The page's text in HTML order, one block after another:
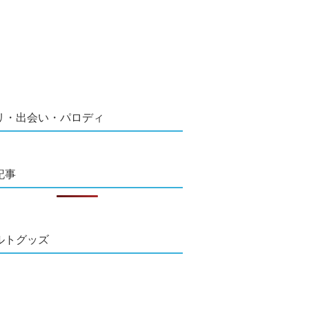
・出会い・パロディ
事
トグッズ